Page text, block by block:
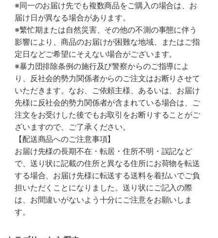
※同一のお届け先でも複数商品をご購入の場合は、お
届け日が異なる場合があります。
※繁忙期または自然災害、その他の不測の事態に伴う
影響により、商品のお届けが困難な地域、またはご指
定日などご希望にそえない場合がございます。
※暴力団排除条例の施行及び警察からのご指導によ
り、反社会的勢力関係者からのご注文はお断りさせて
いただきます。なお、ご依頼主様、あるいは、お届け
先様に反社会的勢力関係者が含まれている場合は、ご
注文をお受けした後でもお取引をお断りすることがご
ざいますので、ご了承ください。
【配送商品へのご注意事項】
お届け先様の長期不在・転居・住所不明・誤記など
で、送り状に記載の住所と異なる住所にお荷物を転送
する場合、お届け先様に転送する送料を着払いでご負
担いただくことになりました。送り状にご記入の際
は、お間違いがないよう十分にご注意をお願いしま
す。